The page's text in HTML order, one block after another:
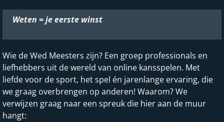
Weten = je eerste winst
Wie de Wed Meesters zijn? Een groep professionals en
liefhebbers uit de wereld van online kansspelen. Met
liefde voor de sport, het spel én jarenlange ervaring, die
we graag overbrengen op anderen! Waarom? We
verwijzen graag naar een spreuk die hier aan de muur
hangt: